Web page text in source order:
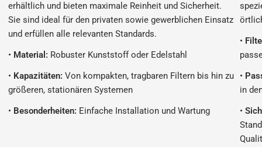
erhältlich und bieten maximale Reinheit und Sicherheit.
Sie sind ideal für den privaten sowie gewerblichen Einsatz
und erfüllen alle relevanten Standards.
• Material: Robuster Kunststoff oder Edelstahl
• Kapazitäten: Von kompakten, tragbaren Filtern bis hin zu
größeren, stationären Systemen
• Besonderheiten: Einfache Installation und Wartung
•
•
in
•